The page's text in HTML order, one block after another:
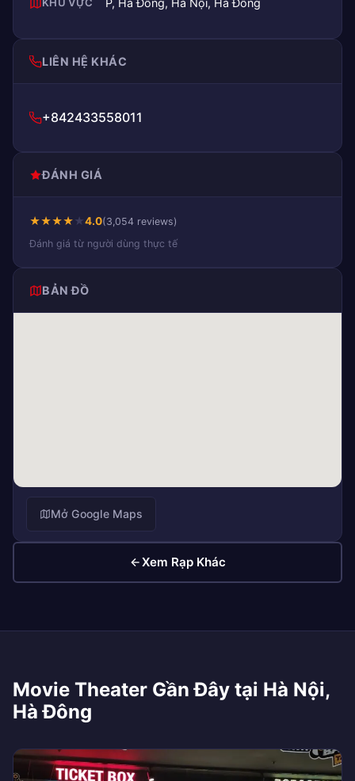
P, Hà Đông, Hà Nội, Hà Đông
LIÊN HỆ KHÁC
+842433558011
ĐÁNH GIÁ
★★★★★4.0(3,054 reviews)
Đánh giá từ người dùng thực tế
BẢN ĐỒ
Mở Google Maps
Xem Rạp Khác
Movie Theater Gần Đây tại Hà Nội,
Hà Đông